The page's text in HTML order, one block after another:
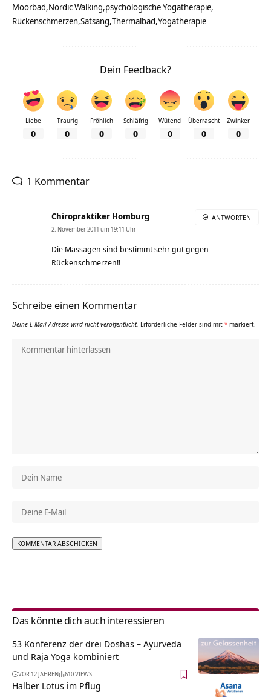
Moorbad Nordic Walking psychologische Yogatherapie
Rückenschmerzen Satsang Thermalbad Yogatherapie
Dein Feedback?
Liebe
0
Traurig
0
Fröhlich
0
Schläfrig
0
Wütend
0
Überrascht
0
Zwinker
0
1 Kommentar
Chiropraktiker Homburg
2. November 2011 um 19:11 Uhr
Die Massagen sind bestimmt sehr gut gegen
Rückenschmerzen!!
ANTWORTEN
Schreibe einen Kommentar
Deine E-Mail-Adresse wird nicht veröffentlicht. Erforderliche Felder sind mit * markiert.
Das könnte dich auch interessieren
53 Konferenz der drei Doshas – Ayurveda
und Raja Yoga kombiniert
VOR 12 JAHREN 610 VIEWS
Halber Lotus im Pflug